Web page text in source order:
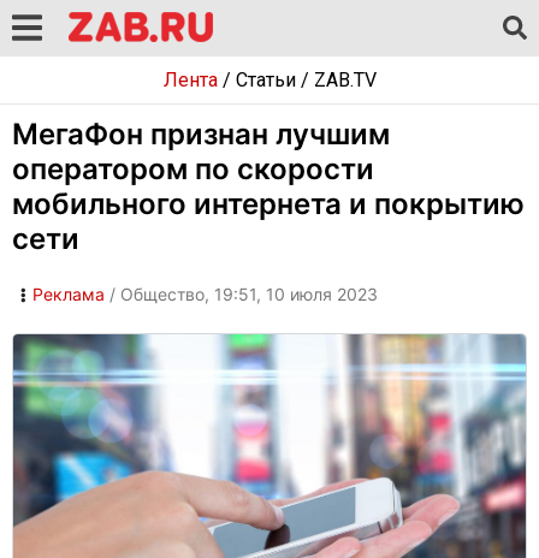
Лента/ Статьи/ ZAB.TV
МегаФон признан лучшим
оператором по скорости
мобильного интернета и покрытию
сети
Реклама / Общество, 19:51, 10 июля 2023